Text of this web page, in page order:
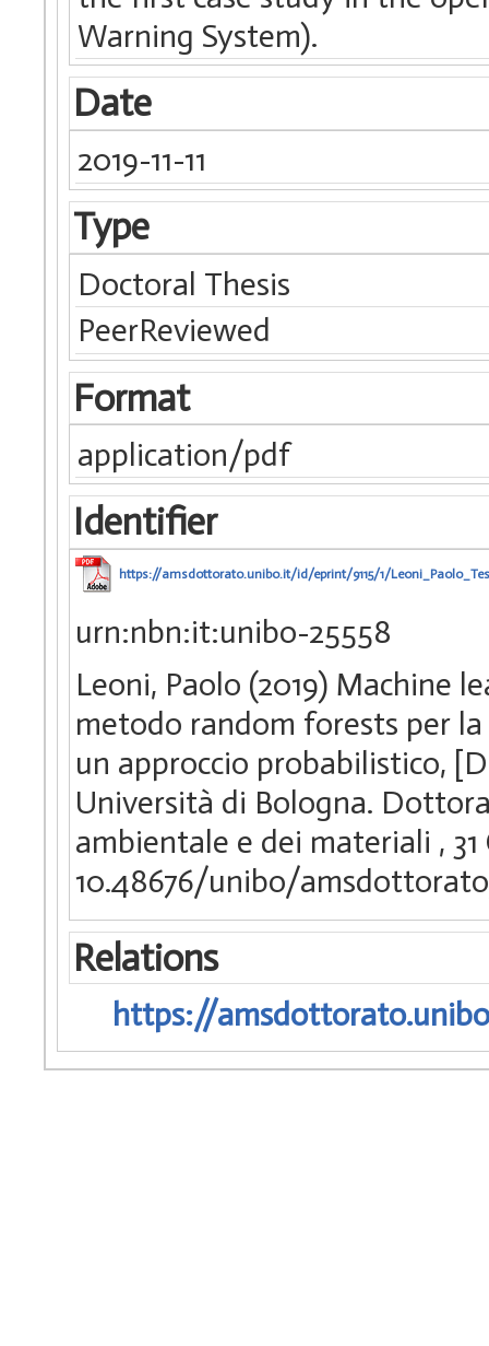
Warning System).
Date
2019-11-11
Type
Doctoral Thesis
PeerReviewed
Format
application/pdf
Identifier
https://amsdottorato.unibo.it/id/eprint/9115/1/
urn:nbn:it:unibo-25558
Leoni, Paolo (2019) Machine
metodo random forests per
un approccio probabilistico,
Università di Bologna.
ambientale e dei materiali ,
10.48676/unibo/
Relations
https://